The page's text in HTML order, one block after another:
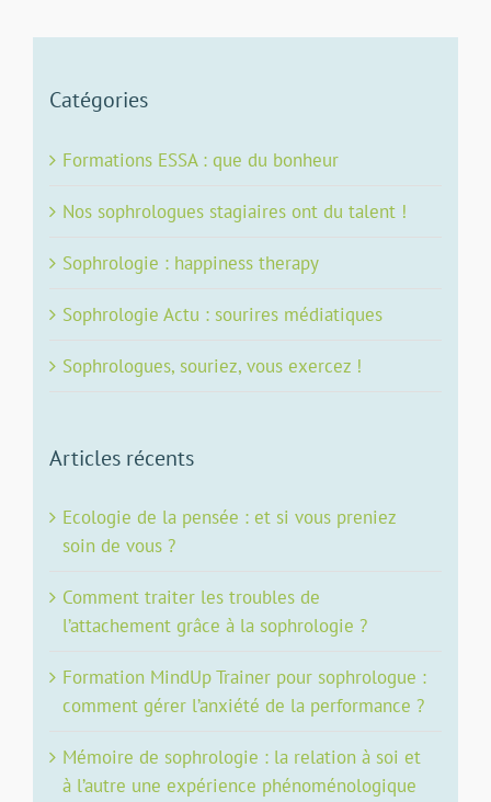
Catégories
Formations ESSA : que du bonheur
Nos sophrologues stagiaires ont du talent !
Sophrologie : happiness therapy
Sophrologie Actu : sourires médiatiques
Sophrologues, souriez, vous exercez !
Articles récents
Ecologie de la pensée : et si vous preniez
soin de vous ?
Comment traiter les troubles de
l’attachement grâce à la sophrologie ?
Formation MindUp Trainer pour sophrologue :
comment gérer l’anxiété de la performance ?
Mémoire de sophrologie : la relation à soi et
à l’autre une expérience phénoménologique